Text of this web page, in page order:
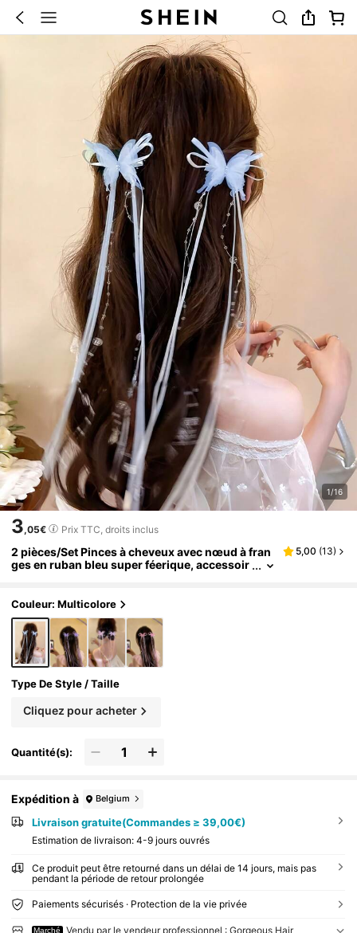
1/16
3,05€ Prix TTC, droits inclus
2 pièces/Set Pinces à cheveux avec nœud à fran
ges en ruban bleu super féerique, accessoir
5,00 (13)
Couleur: Multicolore
Type De Style / Taille
Cliquez pour acheter
Quantité(s):
Expédition à Belgium
Livraison gratuite(Commandes ≥ 39,00€)
Estimation de livraison: 4-9 jours ouvrés
Ce produit peut être retourné dans un délai de 14 jours, mais pas
pendant la période de retour prolongée
Paiements sécurisés · Protection de la vie privée
Marché
Vendu par le vendeur professionnel : Gorgeous Hair